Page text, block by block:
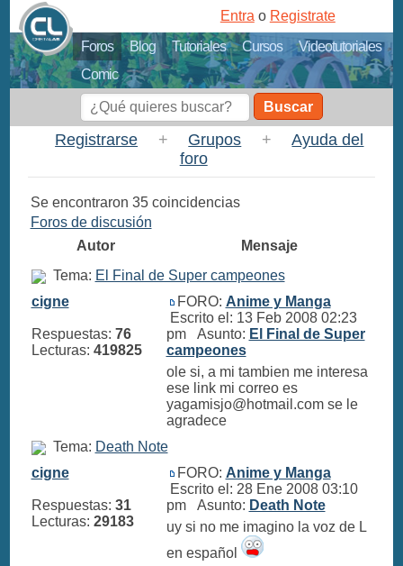
Foros Blog Tutoriales Cursos
Videotutoriales
Comic
Entra o Registrate
Buscar
Registrarse + Grupos +
Ayuda del
foro
Se encontraron 35 coincidencias
Foros de discusión
Autor
Mensaje
Tema: El Final de Super campeones
cigne
Respuestas: 76
Lecturas: 419825
FORO: Anime y Manga
Escrito el: 13 Feb 2008 02:23
pm Asunto: El Final de Super
campeones
ole si, a mi tambien me interesa
ese link mi correo es
yagamisjo@hotmail.comse le
agradece
Tema: Death Note
cigne
Respuestas: 31
Lecturas: 29183
FORO: Anime y Manga
Escrito el: 28 Ene 2008 03:10
pm Asunto: Death Note
uy si no me imagino la voz de L
en español